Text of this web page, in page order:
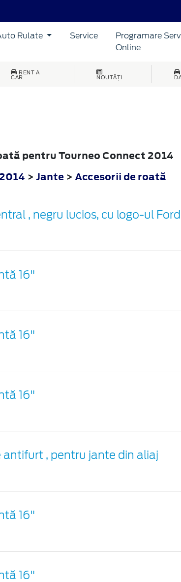
Rulate Service
Programare
Online
RENT A
CAR
NOUTĂȚI
pentru Tourneo Connect 2014
> Jante > Accesorii de roată
, negru lucios, cu logo-ul Ford
16"
16"
16"
antifurt , pentru jante din aliaj
16"
16"